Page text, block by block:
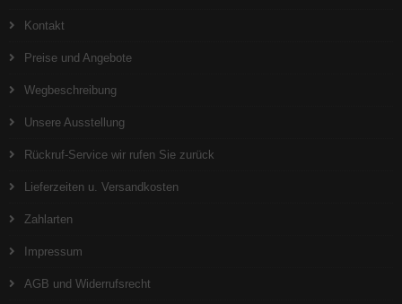
Kontakt
Preise und Angebote
Wegbeschreibung
Unsere Ausstellung
Rückruf-Service wir rufen Sie zurück
Lieferzeiten u. Versandkosten
Zahlarten
Impressum
AGB und Widerrufsrecht